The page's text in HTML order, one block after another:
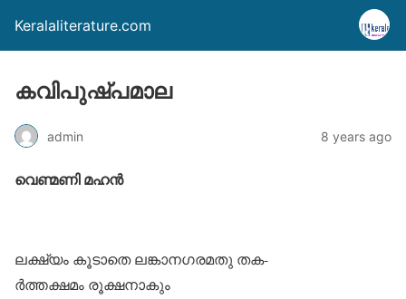
Keralaliterature.com
കവിപുഷ്പമാല
admin 8 years ago
വെണ്മണി മഹൻ
ലക്ഷ്യം കൂടാതെ ലങ്കാനഗരമതു തക-
ർത്തക്ഷമം രൂക്ഷനാകും